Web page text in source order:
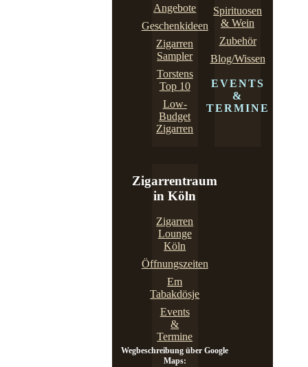
Angebote
Geschenkideen
Zigarren
Sampler
Torstens
Top 10
Low-
Budget
Zigarren
Spirituosen
& Wein
Zubehör
Blog/Wissen
EVENTS
&
TERMINE
Zigarrentraum
in Köln
Zigarren
Lounge
Köln
Öffnungszeiten
Em
Tabakdösje
Events
&
Termine
Wegbeschreibung über Google
Maps: